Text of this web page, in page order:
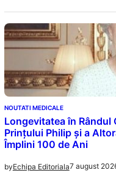
NOUTATI MEDICALE
Longevitatea în
Prințului Philip și a
Împlini 100 de Ani
byEchipa Editoriala7 august